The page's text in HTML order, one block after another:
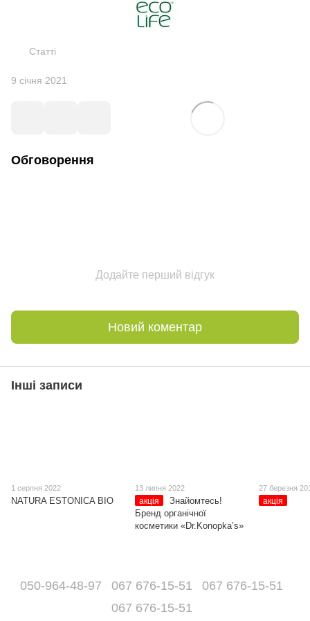
Статті
9 січня 2021
Обговорення
Додайте перший відгук
Новий коментар
Інші записи
1 серпня 2022
NATURA ESTONICA BIO
13 липня 2022
акція
Знайомтесь!
Бренд органічної
косметики «Dr.Konopka’s»
27 березня
акція
050-964-48-97 067 676-15-51
067 676-15-51
067 676-15-51